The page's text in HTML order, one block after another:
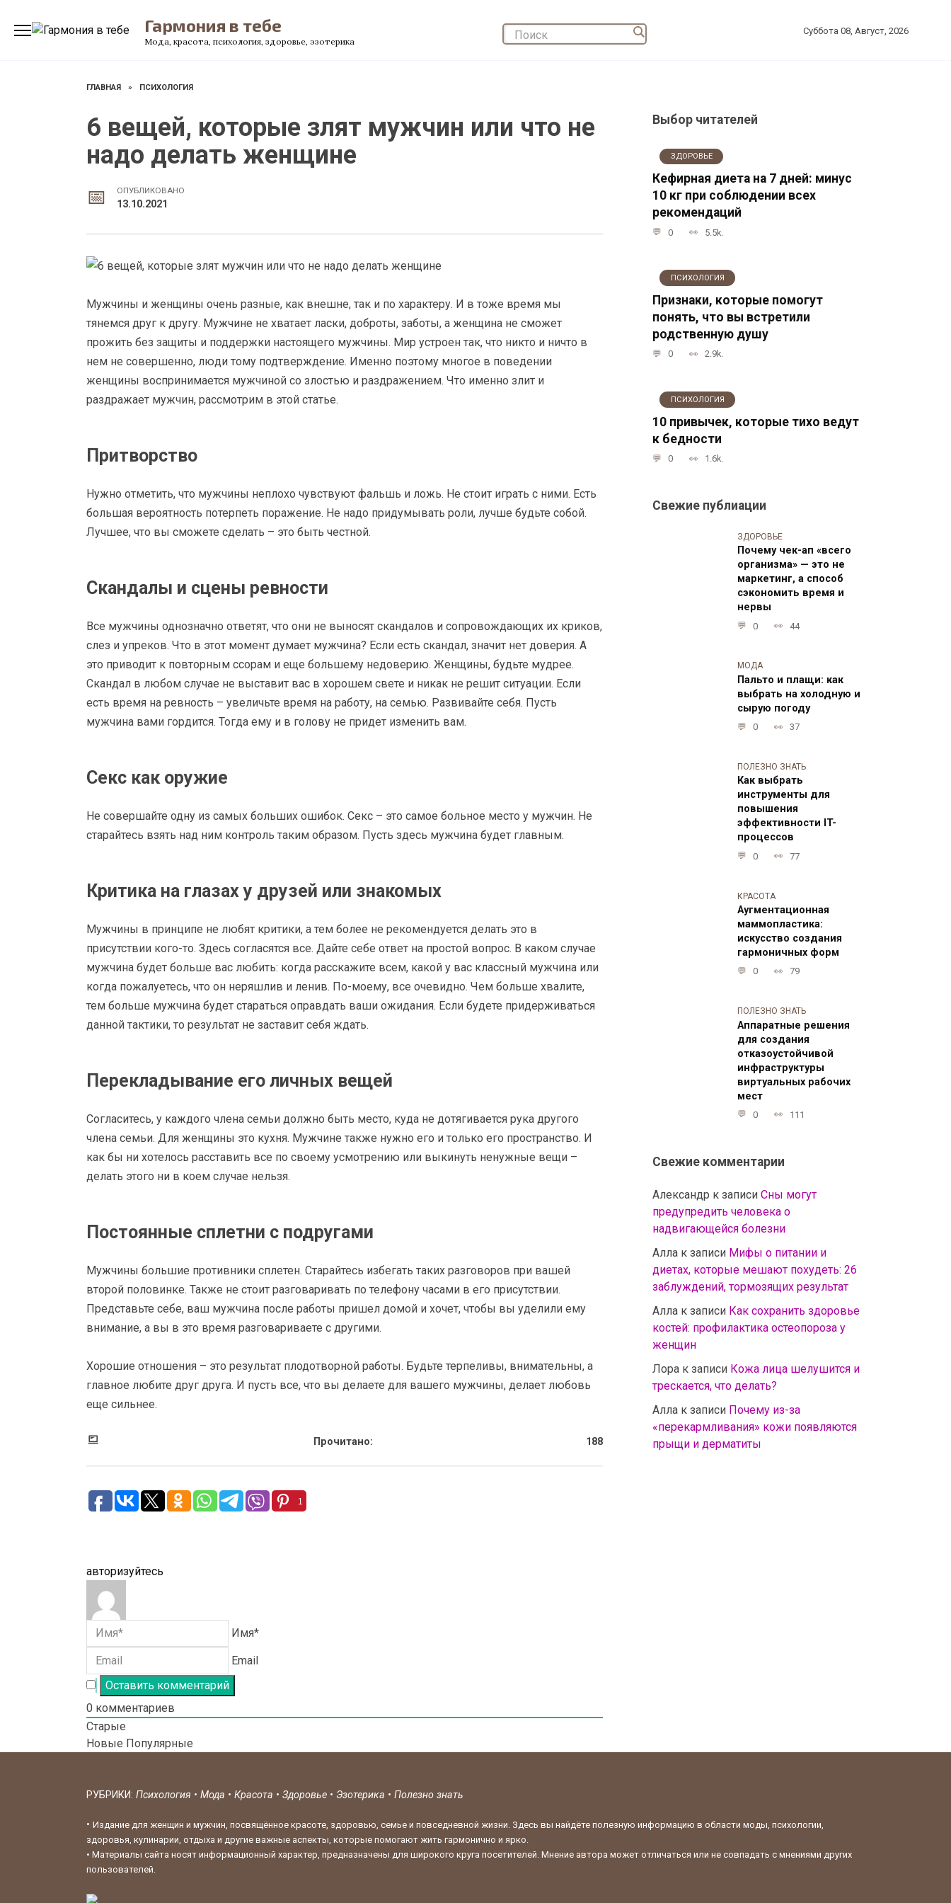
Гармония в тебе
Мода, красота, психология, здоровье, эзотерика
Суббота 08, Август, 2026
ГЛАВНАЯ » ПСИХОЛОГИЯ
6 вещей, которые злят мужчин или что не
надо делать женщине
ОПУБЛИКОВАНО
13.10.2021
Мужчины и женщины очень разные, как внешне, так и по характеру. И в тоже время мы
тянемся друг к другу. Мужчине не хватает ласки, доброты, заботы, а женщина не сможет
прожить без защиты и поддержки настоящего мужчины. Мир устроен так, что никто и ничто в
нем не совершенно, люди тому подтверждение. Именно поэтому многое в поведении
женщины воспринимается мужчиной со злостью и раздражением. Что именно злит и
раздражает мужчин, рассмотрим в этой статье.
Притворство
Нужно отметить, что мужчины неплохо чувствуют фальшь и ложь. Не стоит играть с ними. Есть
большая вероятность потерпеть поражение. Не надо придумывать роли, лучше будьте собой.
Лучшее, что вы сможете сделать – это быть честной.
Скандалы и сцены ревности
Все мужчины однозначно ответят, что они не выносят скандалов и сопровождающих их криков,
слез и упреков. Что в этот момент думает мужчина? Если есть скандал, значит нет доверия. А
это приводит к повторным ссорам и еще большему недоверию. Женщины, будьте мудрее.
Скандал в любом случае не выставит вас в хорошем свете и никак не решит ситуации. Если
есть время на ревность – увеличьте время на работу, на семью. Развивайте себя. Пусть
мужчина вами гордится. Тогда ему и в голову не придет изменить вам.
Секс как оружие
Не совершайте одну из самых больших ошибок. Секс – это самое больное место у мужчин. Не
старайтесь взять над ним контроль таким образом. Пусть здесь мужчина будет главным.
Критика на глазах у друзей или знакомых
Мужчины в принципе не любят критики, а тем более не рекомендуется делать это в
присутствии кого-то. Здесь согласятся все. Дайте себе ответ на простой вопрос. В каком случае
мужчина будет больше вас любить: когда расскажите всем, какой у вас классный мужчина или
когда пожалуетесь, что он неряшлив и ленив. По-моему, все очевидно. Чем больше хвалите,
тем больше мужчина будет стараться оправдать ваши ожидания. Если будете придерживаться
данной тактики, то результат не заставит себя ждать.
Перекладывание его личных вещей
Согласитесь, у каждого члена семьи должно быть место, куда не дотягивается рука другого
члена семьи. Для женщины это кухня. Мужчине также нужно его и только его пространство. И
как бы ни хотелось расставить все по своему усмотрению или выкинуть ненужные вещи –
делать этого ни в коем случае нельзя.
Постоянные сплетни с подругами
Мужчины большие противники сплетен. Старайтесь избегать таких разговоров при вашей
второй половинке. Также не стоит разговаривать по телефону часами в его присутствии.
Представьте себе, ваш мужчина после работы пришел домой и хочет, чтобы вы уделили ему
внимание, а вы в это время разговариваете с другими.
Хорошие отношения – это результат плодотворной работы. Будьте терпеливы, внимательны, а
главное любите друг друга. И пусть все, что вы делаете для вашего мужчины, делает любовь
еще сильнее.
Прочитано: 188
1
авторизуйтесь
Имя*
Email
0 комментариев
Старые
Новые Популярные
Выбор читателей
ЗДОРОВЬЕ
Кефирная диета на 7 дней: минус
10 кг при соблюдении всех
рекомендаций
0 5.5k.
ПСИХОЛОГИЯ
Признаки, которые помогут
понять, что вы встретили
родственную душу
0 2.9k.
ПСИХОЛОГИЯ
10 привычек, которые тихо ведут
к бедности
0 1.6k.
Свежие публиации
ЗДОРОВЬЕ
Почему чек-ап «всего
организма» — это не
маркетинг, а способ
сэкономить время и
нервы
0 44
МОДА
Пальто и плащи: как
выбрать на холодную и
сырую погоду
0 37
ПОЛЕЗНО ЗНАТЬ
Как выбрать
инструменты для
повышения
эффективности IT-
процессов
0 77
КРАСОТА
Аугментационная
маммопластика:
искусство создания
гармоничных форм
0 79
ПОЛЕЗНО ЗНАТЬ
Аппаратные решения
для создания
отказоустойчивой
инфраструктуры
виртуальных рабочих
мест
0 111
Свежие комментарии
Александр к записи Сны могут
предупредить человека о
надвигающейся болезни
Алла к записи Мифы о питании и
диетах, которые мешают похудеть: 26
заблуждений, тормозящих результат
Алла к записи Как сохранить здоровье
костей: профилактика остеопороза у
женщин
Лора к записи Кожа лица шелушится и
трескается, что делать?
Алла к записи Почему из-за
«перекармливания» кожи появляются
прыщи и дерматиты
РУБРИКИ: Психология • Мода • Красота • Здоровье • Эзотерика • Полезно знать
• Издание для женщин и мужчин, посвящённое красоте, здоровью, семье и повседневной жизни. Здесь вы найдёте полезную информацию в области моды, психологии,
здоровья, кулинарии, отдыха и другие важные аспекты, которые помогают жить гармонично и ярко.
• Материалы сайта носят информационный характер, предназначены для широкого круга посетителей. Мнение автора может отличаться или не совпадать с мнениями других
пользователей.